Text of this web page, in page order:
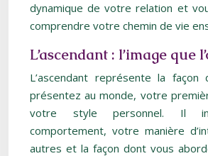
dynamique de votre relation et
comprendre votre chemin de vie
L’ascendant : l’image que
L’ascendant représente la
présentez au monde, votre
votre style personnel. Il
comportement, votre manière
autres et la façon dont vous